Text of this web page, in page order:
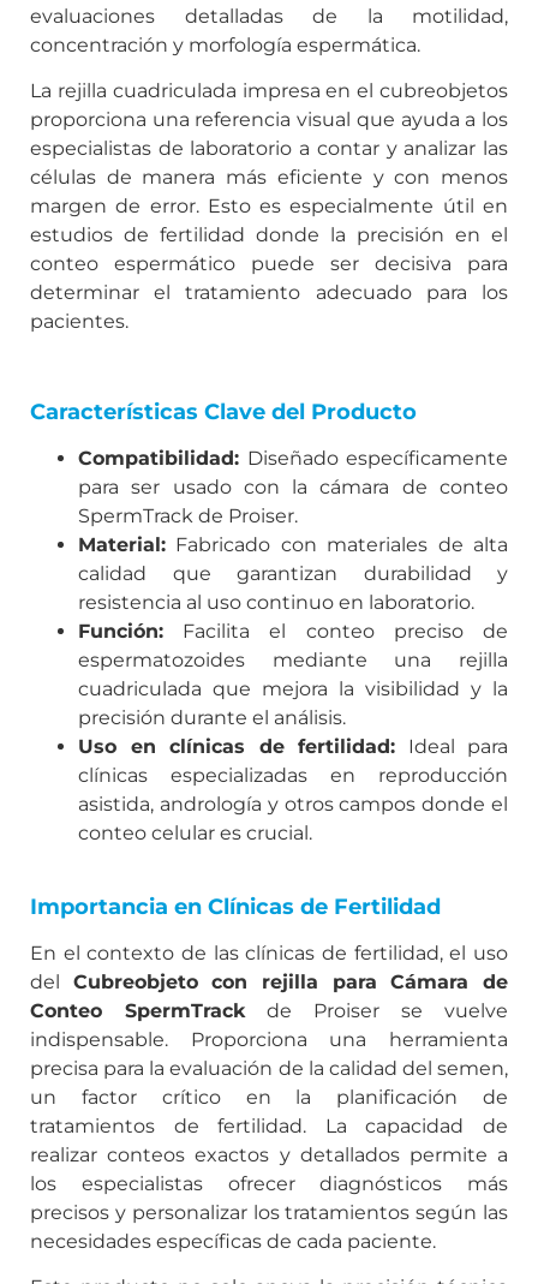
evaluaciones detalladas de la motilidad,
concentración y morfología espermática.
La rejilla cuadriculada impresa en el cubreobjetos
proporciona una referencia visual que ayuda a los
especialistas de laboratorio a contar y analizar las
células de manera más eficiente y con menos
margen de error. Esto es especialmente útil en
estudios de fertilidad donde la precisión en el
conteo espermático puede ser decisiva para
determinar el tratamiento adecuado para los
pacientes.
Características Clave del Producto
Compatibilidad: Diseñado específicamente
para ser usado con la cámara de conteo
SpermTrack de Proiser.
Material: Fabricado con materiales de alta
calidad que garantizan durabilidad y
resistencia al uso continuo en laboratorio.
Función: Facilita el conteo preciso de
espermatozoides mediante una rejilla
cuadriculada que mejora la visibilidad y la
precisión durante el análisis.
Uso en clínicas de fertilidad: Ideal para
clínicas especializadas en reproducción
asistida, andrología y otros campos donde el
conteo celular es crucial.
Importancia en Clínicas de Fertilidad
En el contexto de las clínicas de fertilidad, el uso
del Cubreobjeto con rejilla para Cámara de
Conteo SpermTrack de Proiser se vuelve
indispensable. Proporciona una herramienta
precisa para la evaluación de la calidad del semen,
un factor crítico en la planificación de
tratamientos de fertilidad. La capacidad de
realizar conteos exactos y detallados permite a
los especialistas ofrecer diagnósticos más
precisos y personalizar los tratamientos según las
necesidades específicas de cada paciente.